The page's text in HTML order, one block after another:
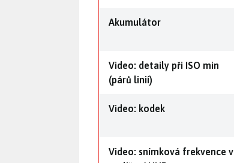
Akumulátor
Video: detaily při ISO min
(párů linií)
Video: kodek
Video: snímková frekvence v